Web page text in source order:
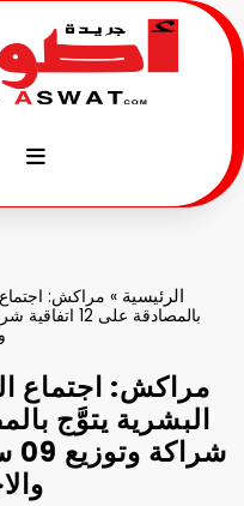
التجاوز
إلى
المحتوى
الرئيسية » مراكش: اجتماع
مراكش: اجتماع